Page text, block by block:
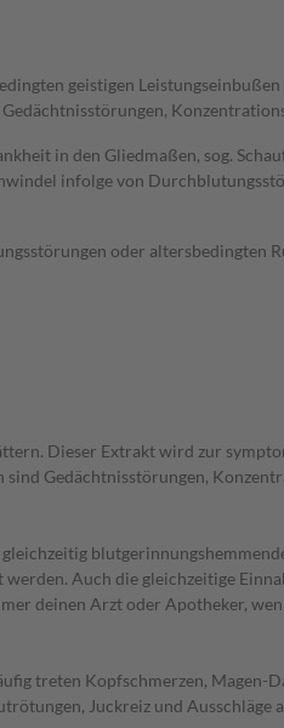
geistigen
in den Gliedmaßen, sog.
infolge von
oder altersbedingten
Dieser Extrakt wird zur
Gedächtnisstörungen,
Auch die gleichzeitige
deinen Arzt oder Apotheker,
treten Kopfschmerzen,
Juckreiz und